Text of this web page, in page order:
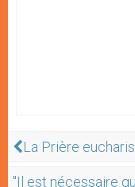
La Prière
"Il est nécessaire